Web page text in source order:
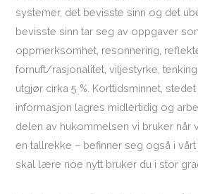
systemer, det bevisste sinn og det
bevisste sinn tar seg av oppgaver
oppmerksomhet, resonnering,
fornuft/rasjonalitet, viljestyrke,
utgjør cirka 5 %. Korttidsminnet,
informasjon lagres midlertidig og
delen av hukommelsen vi bruker når
en tallrekke – befinner seg også i
skal lære noe nytt bruker du i stor